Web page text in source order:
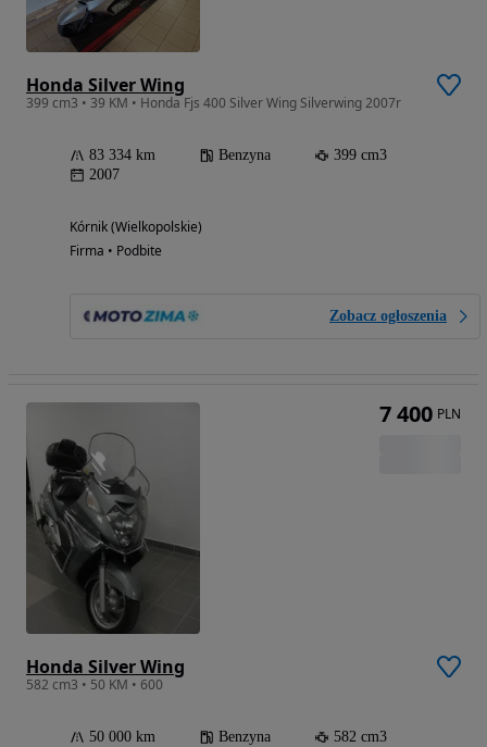
Honda Silver Wing
399 cm3 • 39 KM • Honda Fjs 400 Silver Wing Silverwing 2007r
83 334 km Benzyna
399 cm3
2007
Kórnik (Wielkopolskie)
Firma • Podbite
Zobacz ogłoszenia
Honda Silver Wing
582 cm3 • 50 KM • 600
50 000 km Benzyna
582 cm3
7 400 PLN